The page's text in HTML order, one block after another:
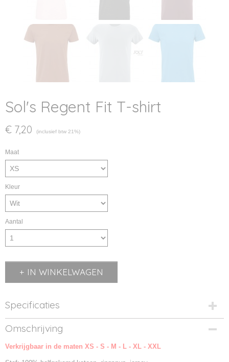
Sol's Regent Fit T-shirt
€ 7,20 (inclusief btw 21%)
Maat
Kleur
Aantal
IN WINKELWAGEN
Specificaties
Productcode
00553-1
Productcode leverancier
Omschrijving
Verkrijgbaar in de maten XS - S - M - L - XL - XXL